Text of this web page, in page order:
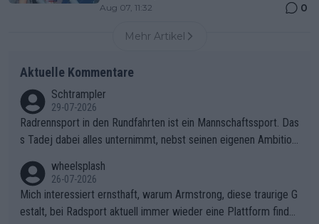
Aug 07, 11:32 0
Mehr Artikel
Aktuelle Kommentare
Schtrampler
29-07-2026
Radrennsport in den Rundfahrten ist ein Mannschaftssport. Das
s Tadej dabei alles unternimmt, nebst seinen eigenen Ambition
ganze Team auch mental stark zu machen und konkret am Erf
olg teilzuhaben, ist ihm ganz hoch anzurechnen. Das ist ein Zei
chen weit über den Radsport hinaus.
wheelsplash
26-07-2026
Mich interessiert ernsthaft, warum Armstrong, diese traurige G
estalt, bei Radsport aktuell immer wieder eine Plattform finde